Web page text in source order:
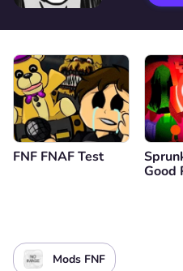
FNF FNAF Test
Good
Mods FNF